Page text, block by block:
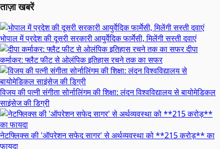
ताज़ा खबरें
भोपाल में प्रदेश की दूसरी सरकारी आयुर्वेदिक फार्मेसी, मिलेंगी सस्ती दवाएं
दीपा
कर्माकर: फ्लैट फीट से ओलंपिक इतिहास रचने तक का सफर
विजय की पत्नी संगीता सोर्नालिंगम की शिक्षा: लंदन विश्वविद्यालय से बायोमेडिकल
साइंसेज की डिग्री
नेटफ्लिक्स की 'ऑपरेशन सफेद सागर' से अर्थव्यवस्था को **215 करोड़** का
फायदा